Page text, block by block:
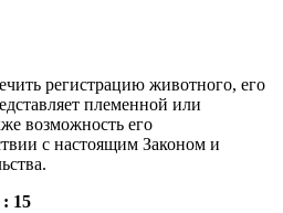
регистрацию животного, его
племенной или
возможность его
с настоящим Законом и
15